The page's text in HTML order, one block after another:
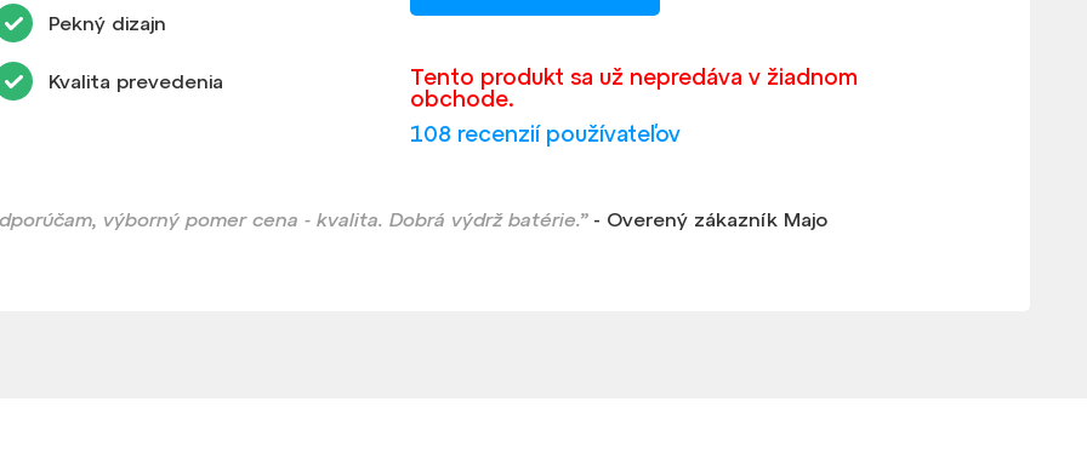
Tento produkt sa už nepredáva v žiadnom
obchode.
108 recenzií používateľov
Pekný dizajn
Kvalita prevedenia
výborný pomer cena - kvalita. Dobrá výdrž batérie.”- Overený zákazník Majo